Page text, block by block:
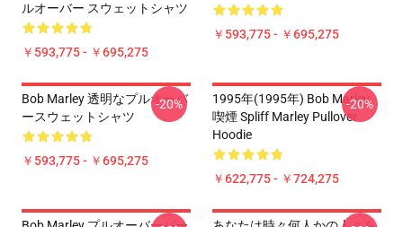
ルオーバー スウェットシャツ
￥593,775 - ￥695,275
￥593,775 - ￥695,275
Bob Marley 透明なプルオーバ
ースウェットシャツ
￥593,775 - ￥695,275
-20%
1995年(1995年) Bob Marley
喫煙 Spliff Marley Pullover
Hoodie
￥622,775 - ￥724,275
-20%